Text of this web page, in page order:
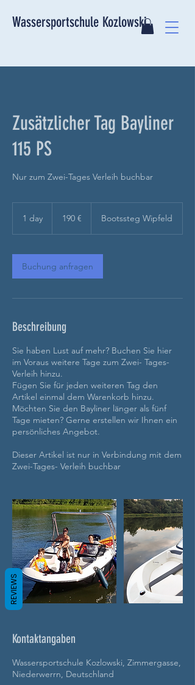
Wassersportschule Kozlowski
Zusätzlicher Tag Bayliner
115 PS
Nur zum Zwei-Tages Verleih buchbar
1 day 190 € Bootssteg Wipfeld
Buchung anfragen
Beschreibung
Sie haben Lust auf mehr? Buchen Sie hier
im Voraus weitere Tage zum Zwei- Tages-
Verleih hinzu.
Fügen Sie für jeden weiteren Tag den
Artikel einmal dem Warenkorb hinzu.
Möchten Sie den Bayliner länger als fünf
Tage mieten? Gerne erstellen wir Ihnen ein
persönliches Angebot.
Dieser Artikel ist nur in Verbindung mit dem
Zwei-Tages- Verleih buchbar
Kontaktangaben
Wassersportschule Kozlowski, Zimmergasse,
Niederwerrn, Deutschland
REVIEWS